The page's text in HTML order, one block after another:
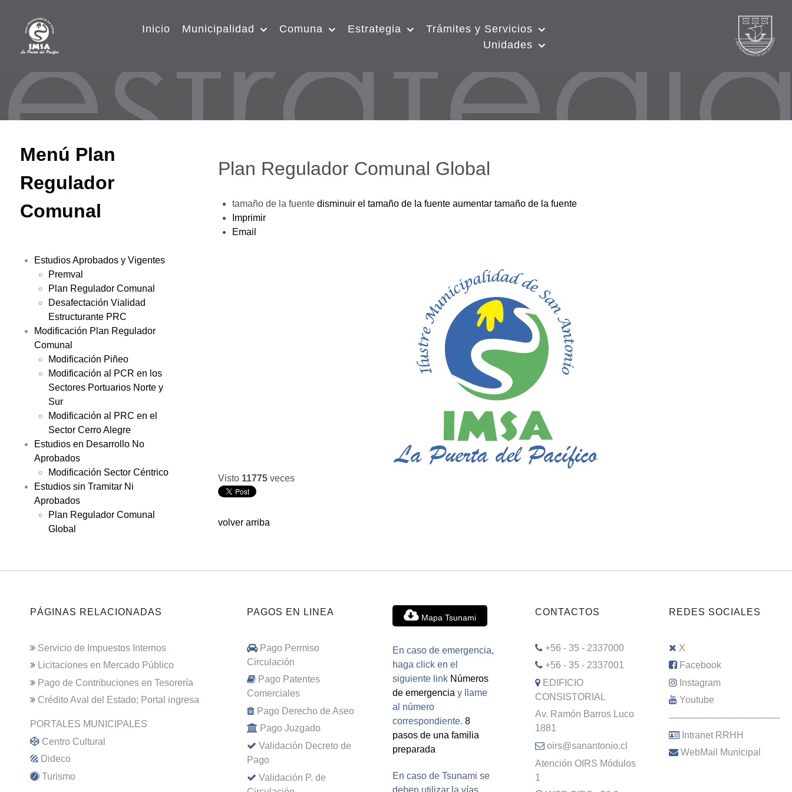
Inicio Municipalidad Comuna Estrategia
Trámites y Servicios
Unidades
Menú Plan
Regulador
Comunal
Estudios Aprobados y Vigentes
Premval
Plan Regulador Comunal
Desafectación Vialidad
Estructurante PRC
Modificación Plan Regulador
Comunal
Modificación Piñeo
Modificación al PCR en los
Sectores Portuarios Norte y
Sur
Modificación al PRC en el
Sector Cerro Alegre
Estudios en Desarrollo No
Aprobados
Modificación Sector Céntrico
Estudios sin Tramitar Ni
Aprobados
Plan Regulador Comunal
Global
Plan Regulador Comunal Global
tamaño de la fuente disminuir el tamaño de la fuente aumentar tamaño de la fuente
Imprimir
Email
Visto 11775 veces
volver arriba
PÁGINAS RELACIONADAS
Servicio de Impuestos Internos
Licitaciones en Mercado Público
Pago de Contribuciones en Tesorería
Crédito Aval del Estado; Portal ingresa
PORTALES MUNICIPALES
Centro Cultural
Dideco
Turismo
PAGOS EN LINEA
Pago Permiso
Circulación
Pago Patentes
Comerciales
Pago Derecho de Aseo
Pago Juzgado
Validación Decreto de
Pago
Validación P. de
Mapa Tsunami
En caso de emergencia,
haga click en el
siguiente link Números
de emergencia y llame
al número
correspondiente. 8
pasos de una familia
preparada
En caso de Tsunami se
deben utilizar la vías
CONTACTOS
+56 - 35 - 2337000
+56 - 35 - 2337001
EDIFICIO
CONSISTORIAL
Av. Ramón Barros Luco
1881
oirs@sanantonio.cl
Atención OIRS Módulos
1
REDES SOCIALES
X
Facebook
Instagram
Youtube
–––––––––––––––––––––
Intranet RRHH
WebMail Municipal